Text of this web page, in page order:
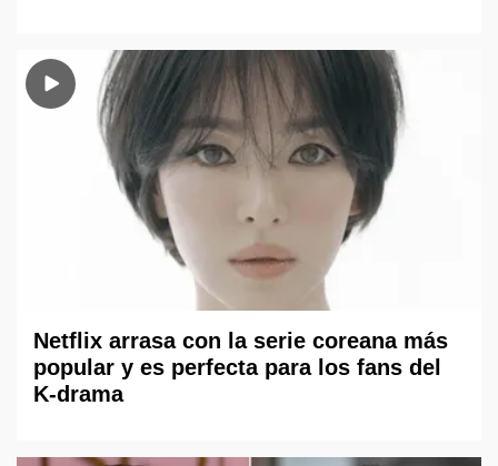
Netflix arrasa con la serie coreana más
popular y es perfecta para los fans del
K-drama